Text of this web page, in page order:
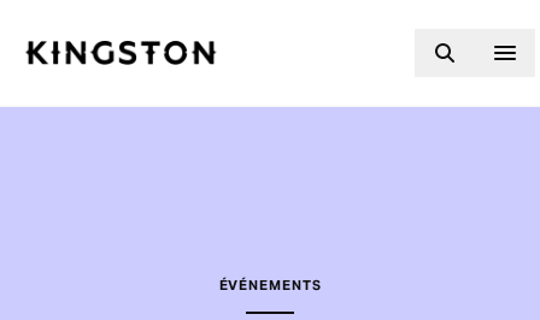
ÉVÉNEMENTS